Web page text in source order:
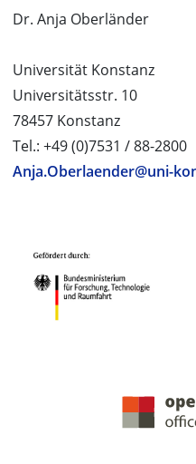
Dr. Anja Oberländer
Universität Konstanz
Universitätsstr. 10
78457 Konstanz
Tel.: +49 (0)7531 / 88-2800
Anja.Oberlaender@uni-